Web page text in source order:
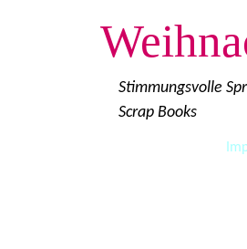
Stimmungsvolle
Scrap Books